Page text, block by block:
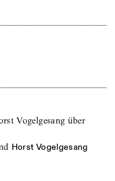
Vogelgesang über
Horst Vogelgesang